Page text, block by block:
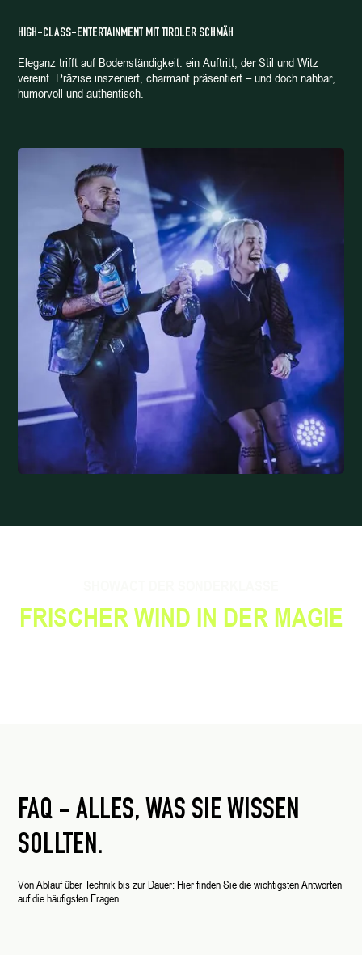
HIGH-CLASS-ENTERTAINMENT MIT TIROLER SCHMÄH
Eleganz trifft auf Bodenständigkeit: ein Auftritt, der Stil und Witz
vereint. Präzise inszeniert, charmant präsentiert – und doch nahbar,
humorvoll und authentisch.
FRISCHER WIND IN DER MAGIE
FAQ - ALLES, WAS SIE WISSEN
SOLLTEN.
Von Ablauf über Technik bis zur Dauer: Hier finden Sie die wichtigsten Antworten
auf die häufigsten Fragen.